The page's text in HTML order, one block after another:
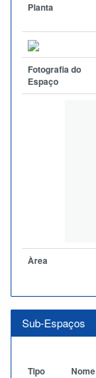
Planta
Fotografia do
Espaço
Àrea
Sub-Espaços
Tipo Nome